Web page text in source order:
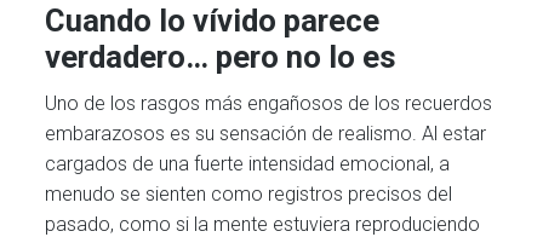
Cuando lo vívido parece
verdadero… pero no lo es
Uno de los rasgos más engañosos de los recuerdos
embarazosos es su sensación de realismo. Al estar
cargados de una fuerte intensidad emocional, a
menudo se sienten como registros precisos del
pasado, como si la mente estuviera reproduciendo